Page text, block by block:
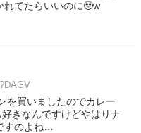
れてたらいいのに🥹w
を買いましたのでカレー
きなんですけどやはりナ
すのよね…